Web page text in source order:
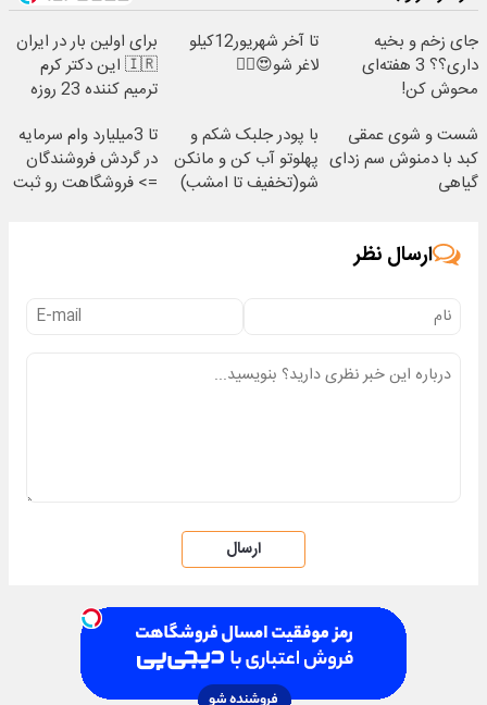
جای زخم و بخیه
داری؟؟ 3 هفته‌ای
محوش کن!
تا آخر شهریور12کیلو
لاغر شو😍👌🏻
برای اولین بار در ایران
🇮🇷 این دکتر کرم
ترمیم کننده 23 روزه
شست و شوی عمقی
کبد با دمنوش سم زدای
گیاهی
با پودر جلبک شکم و
پهلوتو آب کن و مانکن
شو(تخفیف تا امشب)
تا 3میلیارد وام سرمایه
در گردش فروشندگان
=> فروشگاهت رو ثبت
ارسال نظر
ارسال